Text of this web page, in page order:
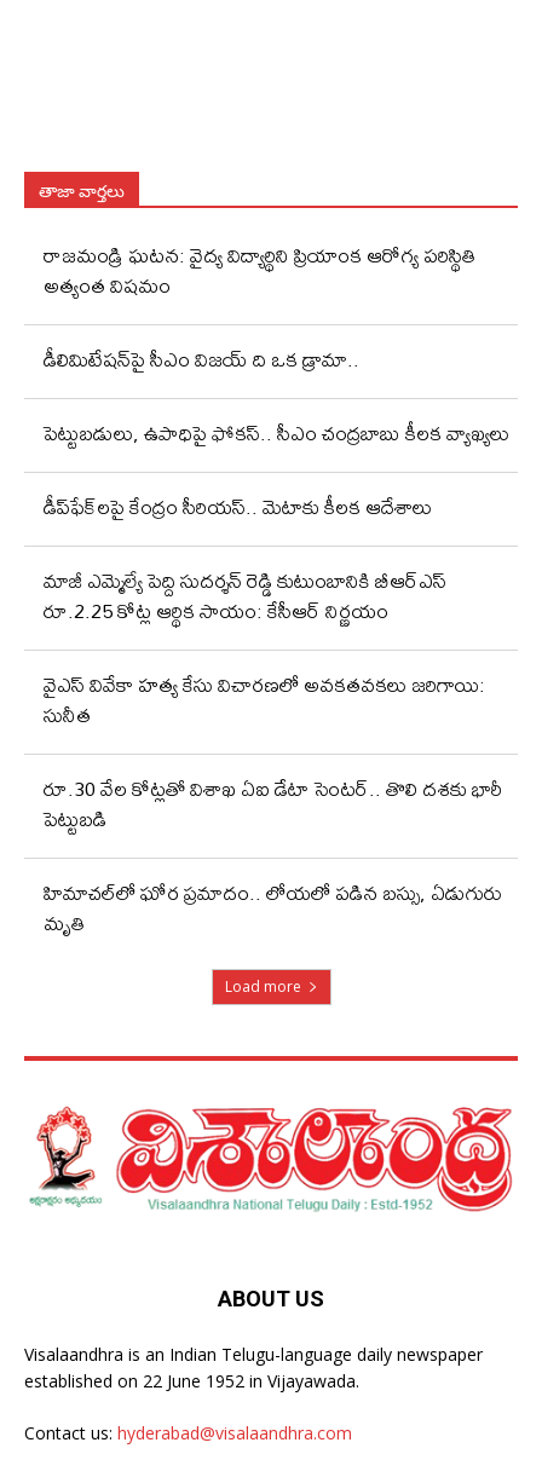
తాజా వార్తలు
రాజమండ్రి ఘటన: వైద్య విద్యార్థిని ప్రియాంక ఆరోగ్య పరిస్థితి
అత్యంత విషమం
డీలిమిటేషన్‌పై సీఎం విజయ్ ది ఒక డ్రామా..
పెట్టుబడులు, ఉపాధిపై ఫోకస్‌.. సీఎం చంద్రబాబు కీలక వ్యాఖ్యలు
డీప్‌ఫేక్‌లపై కేంద్రం సీరియస్‌.. మెటాకు కీలక ఆదేశాలు
మాజీ ఎమ్మెల్యే పెద్ది సుదర్శన్ రెడ్డి కుటుంబానికి బీఆర్ఎస్
రూ.2.25 కోట్ల ఆర్థిక సాయం: కేసీఆర్ నిర్ణయం
వైఎస్ వివేకా హత్య కేసు విచారణలో అవకతవకలు జరిగాయి:
సునీత
రూ.30 వేల కోట్లతో విశాఖ ఏఐ డేటా సెంటర్‌.. తొలి దశకు భారీ
పెట్టుబడి
హిమాచల్‌లో ఘోర ప్రమాదం.. లోయలో పడిన బస్సు, ఏడుగురు
మృతి
Load more
ABOUT US
Visalaandhra is an Indian Telugu-language daily newspaper
established on 22 June 1952 in Vijayawada.
Contact us: hyderabad@visalaandhra.com